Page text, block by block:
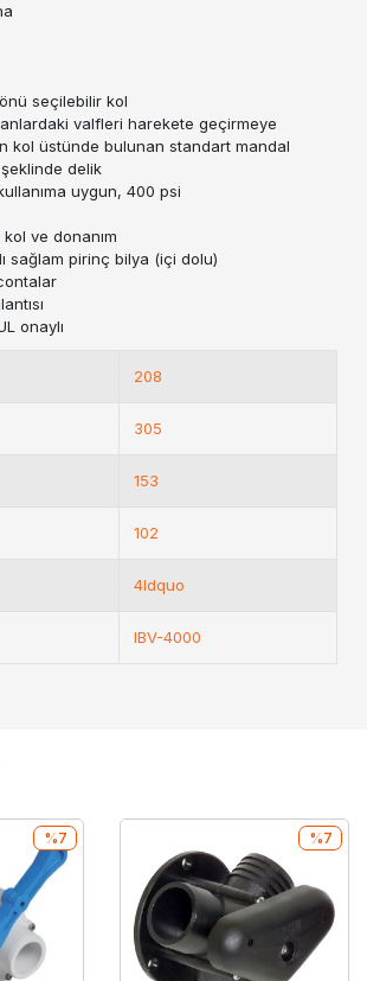
seçilebilir kol
valfleri harekete geçirmeye
kol üstünde bulunan standart mandal
delik
uygun, 400 psi
ve donanım
sağlam pirinç bilya (içi dolu)
onaylı
208
305
153
102
4ldquo
IBV-4000
%7 %7